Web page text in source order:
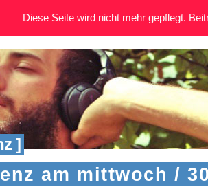
]
am mittwoch /
Diese Seite wird nicht mehr gepflegt.